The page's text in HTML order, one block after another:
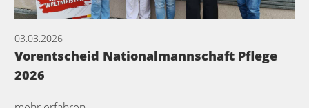
03.03.2026
Vorentscheid Nationalmannschaft Pflege
2026